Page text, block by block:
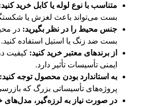
متناسب با نوع لوله یا کابل خرید
بست می‌تواند باعث لغزش یا
جنس محیط را در نظر بگیرید: در
بست ضد زنگ یا استیل استفاده کنید.
از برندهای معتبر خرید کنید: کیفیت
ایمنی تأسیسات تأثیر دارد.
به استاندارد بودن محصول توجه کنید:
پروژه‌های تأسیساتی بزرگ که
در صورت نیاز به لرزه‌گیر، مدل‌های